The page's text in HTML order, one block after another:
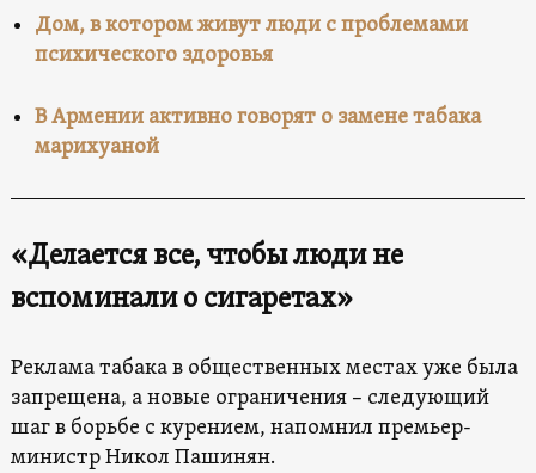
Дом, в котором живут люди с проблемами
психического здоровья
В Армении активно говорят о замене табака
марихуаной
«Делается все, чтобы люди не
вспоминали о сигаретах»
Реклама табака в общественных местах уже была
запрещена, а новые ограничения – следующий
шаг в борьбе с курением, напомнил премьер-
министр Никол Пашинян.